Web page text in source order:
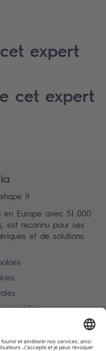
expert
cet expert
it
en Europe avec 51 000
est reconnu pour ses
et de solutions.
d'identité